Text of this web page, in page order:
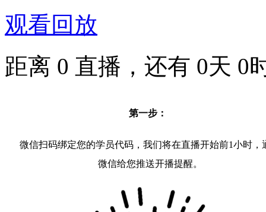
观看回放
距离 0 直播，还有 0天 0
第一步：
微信扫码绑定您的学员代码，我们将在直播开始前1小时，
微信给您推送开播提醒。